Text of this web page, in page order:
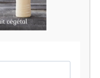
préménopause et